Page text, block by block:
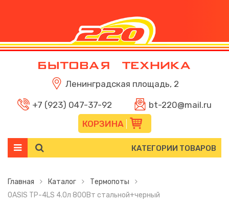
Ленинградская площадь, 2
+7 (923) 047-37-92
bt-220@mail.ru
КОРЗИНА
КАТЕГОРИИ ТОВАРОВ
Главная Каталог
Термопоты
OASIS TP-4LS 4.0л 800Вт стальной+черный